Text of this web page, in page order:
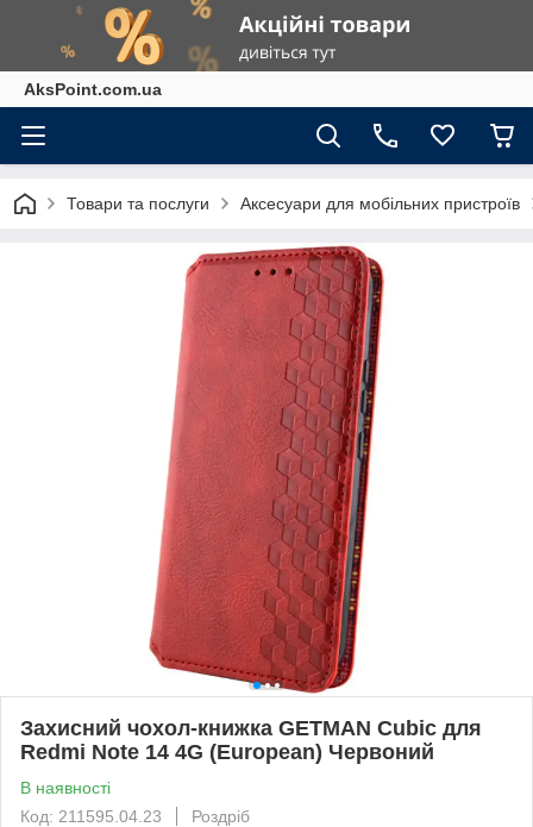
AksPoint.com.ua
Товари та послуги Аксесуари для мобільних пристроїв
Захисний чохол-книжка GETMAN Cubic для
Redmi Note 14 4G (European) Червоний
В наявності
Код: 211595.04.23
Роздріб